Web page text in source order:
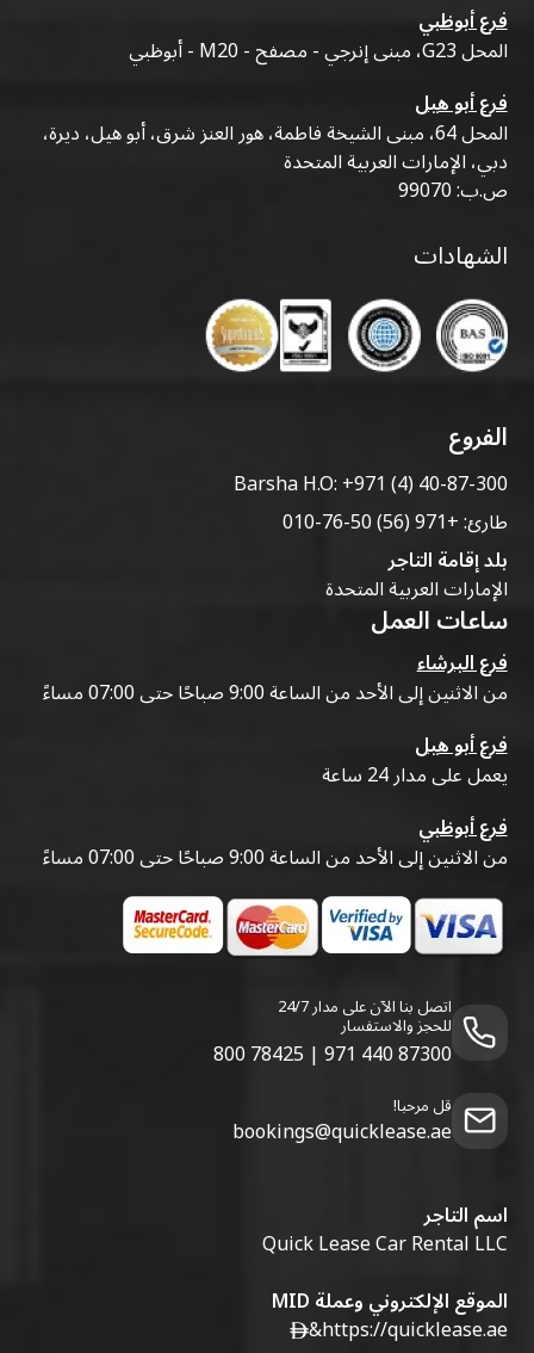
فرع أبوظبي
المحل G23، مبنى إنرجي - مصفح - M20 - أبوظبي
فرع أبو هيل
المحل 64، مبنى الشيخة فاطمة، هور العنز شرق، أبو هيل، ديرة،
دبي، الإمارات العربية المتحدة
ص.ب: 99070
الشهادات
الفروع
Barsha H.O:+971 (4) 40-87-300
طارئ:+971 (56) 50-76-010
بلد إقامة التاجر
الإمارات العربية المتحدة
ساعات العمل
فرع البرشاء
من الاثنين إلى الأحد من الساعة 9:00 صباحًا حتى 07:00 مساءً
فرع أبو هيل
يعمل على مدار 24 ساعة
فرع أبوظبي
من الاثنين إلى الأحد من الساعة 9:00 صباحًا حتى 07:00 مساءً
اتصل بنا الآن على مدار 24/7
للحجز والاستفسار
800 78425 | 971 440 87300
قل مرحبا!
bookings@quicklease.ae
اسم التاجر
Quick Lease Car Rental LLC
الموقع الإلكتروني وعملة MID
https://quicklease.ae
&